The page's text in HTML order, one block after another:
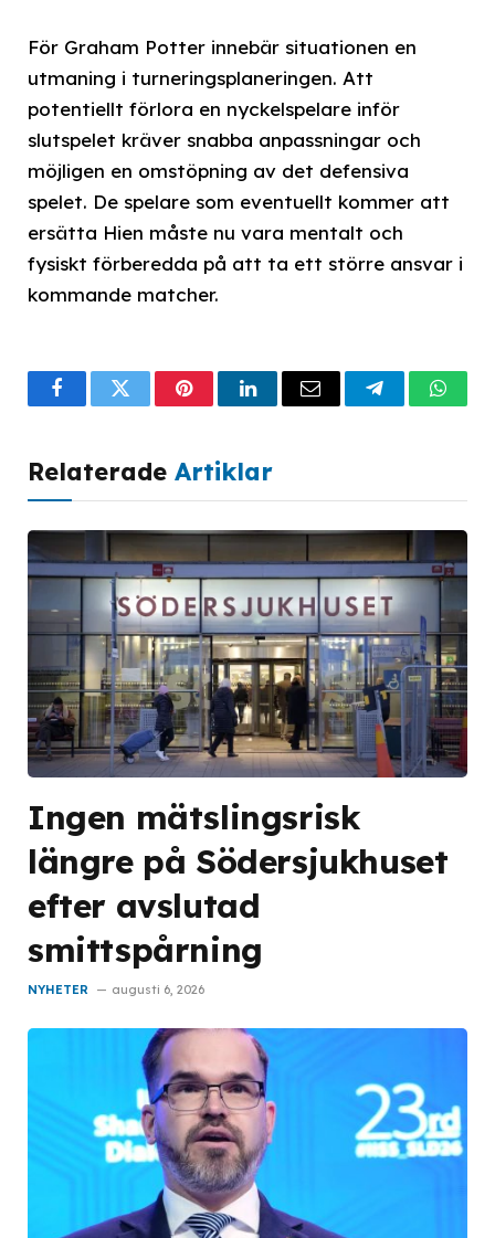
För Graham Potter innebär situationen en
utmaning i turneringsplaneringen. Att
potentiellt förlora en nyckelspelare inför
slutspelet kräver snabba anpassningar och
möjligen en omstöpning av det defensiva
spelet. De spelare som eventuellt kommer att
ersätta Hien måste nu vara mentalt och
fysiskt förberedda på att ta ett större ansvar i
kommande matcher.
FacebookTwitterPinterestLinkedInEmail Telegram
Relaterade Artiklar
Ingen mätslingsrisk
längre på Södersjukhuset
efter avslutad
smittspårning
NYHETER augusti 6, 2026